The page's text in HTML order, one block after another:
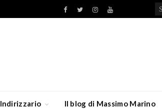
Facebook
TwitterInstagramYouTube
Indirizzario Il blog di Massimo Marino